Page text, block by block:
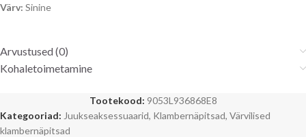
Värv: Sinine
Arvustused (0)
Kohaletoimetamine
Tootekood: 9053L936868E8
Kategooriad: Juukseaksessuaarid, Klambernäpitsad, Värvilised
klambernäpitsad